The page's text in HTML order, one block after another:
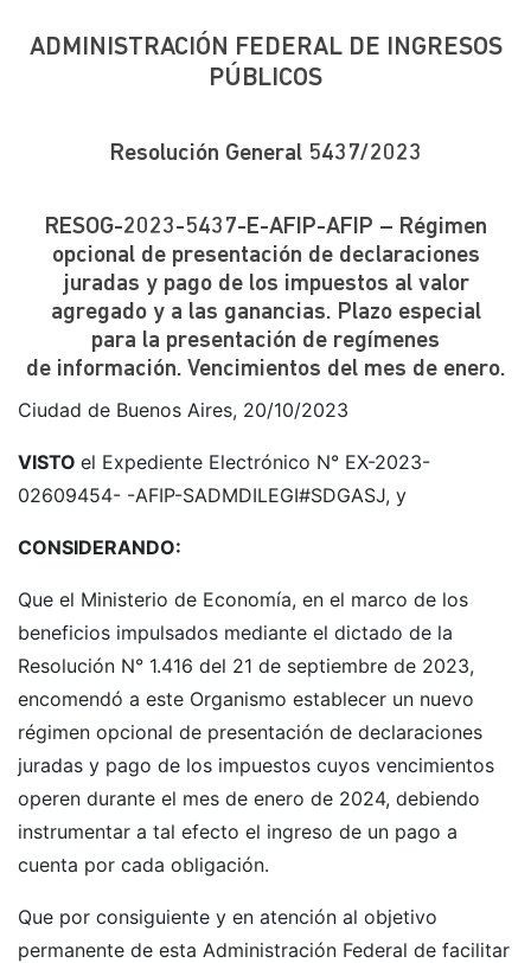
ADMINISTRACIÓN FEDERAL DE INGRESOS
PÚBLICOS
Resolución General 5437/2023
RESOG-2023-5437-E-AFIP-AFIP – Régimen
opcional de presentación de declaraciones
juradas y pago de los impuestos al valor
agregado y a las ganancias. Plazo especial
para la presentación de regímenes
de información. Vencimientos del mes de enero.
Ciudad de Buenos Aires, 20/10/2023
VISTO el Expediente Electrónico N° EX-2023-
02609454- -AFIP-SADMDILEGI#SDGASJ, y
CONSIDERANDO:
Que el Ministerio de Economía, en el marco de los
beneficios impulsados mediante el dictado de la
Resolución N° 1.416 del 21 de septiembre de 2023,
encomendó a este Organismo establecer un nuevo
régimen opcional de presentación de declaraciones
juradas y pago de los impuestos cuyos vencimientos
operen durante el mes de enero de 2024, debiendo
instrumentar a tal efecto el ingreso de un pago a
cuenta por cada obligación.
Que por consiguiente y en atención al objetivo
permanente de esta Administración Federal de facilitar